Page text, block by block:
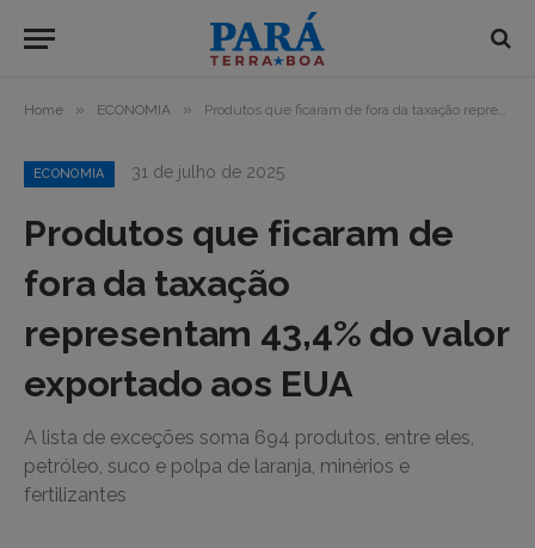
Home » ECONOMIA » Produtos que ficaram de fora da taxação representam 43,4% do valor exportado aos EUA
ECONOMIA 31 de julho de 2025
Produtos que ficaram de
fora da taxação
representam 43,4% do valor
exportado aos EUA
A lista de exceções soma 694 produtos, entre eles,
petróleo, suco e polpa de laranja, minérios e
fertilizantes